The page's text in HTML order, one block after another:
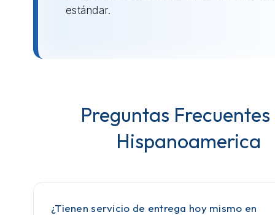
estándar.
Preguntas Frecuentes
Hispanoamerica
¿Tienen servicio de entrega hoy mismo en